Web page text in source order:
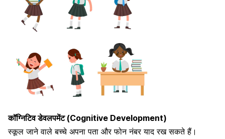
कॉग्निटिव डेवलपमेंट (Cognitive Development)
स्कूल जाने वाले बच्चे अपना पता और फोन नंबर याद रख सकते हैं।